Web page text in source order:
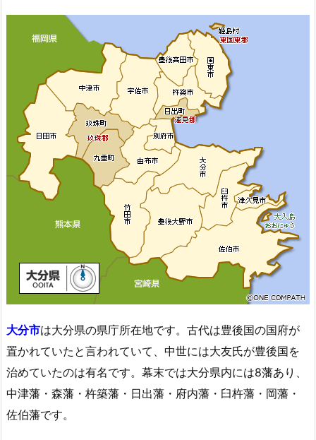
大分市は大分県の県庁所在地です。古代は豊後国の国府が
置かれていたと言われていて、中世には大友氏が豊後国を
治めていたのは有名です。幕末では大分県内には8藩あり、
中津藩・森藩・杵築藩・日出藩・府内藩・臼杵藩・岡藩・
佐伯藩です。